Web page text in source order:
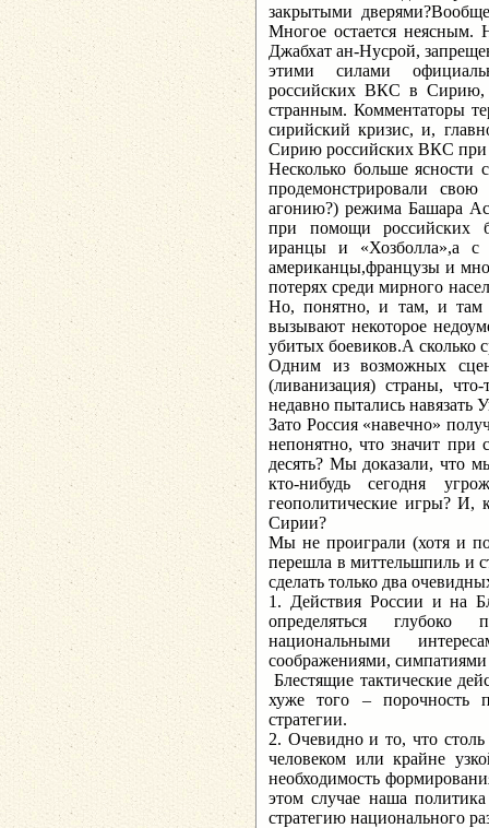
закрытыми
Многое остается
Джабхат ан-Нусрой,
этими силами
российских ВКС в Сирию,
странным. Комментаторы
сирийский кризис, и,
Сирию российских ВКС при
Несколько больше
продемонстрировали
агонию?) режима Башара
при помощи российских
иранцы и «Хозболла»,а с
американцы,французы и
потерях среди мирного
Но, понятно, и там, и там
вызывают некоторое
убитых боевиков.А сколько
Одним из возможных
(ливанизация) страны,
недавно пытались навязать
Зато Россия «навечно»
непонятно, что значит при
десять? Мы доказали, что
кто-нибудь сегодня
геополитические игры? И,
Сирии?
Мы не проиграли (хотя и
перешла в миттельшпиль и
сделать только два
1. Действия России и на
определяться
национальными
соображениями,
Блестящие тактические
хуже того – порочность
стратегии.
2. Очевидно и то, что
человеком или крайне
необходимость
этом случае наша
стратегию национального